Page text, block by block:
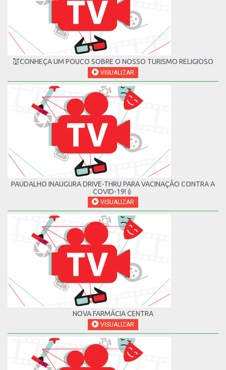
💒CONHEÇA UM POUCO SOBRE O NOSSO TURISMO RELIGIOSO
VISUALIZAR
PAUDALHO INAUGURA DRIVE-THRU PARA VACINAÇÃO CONTRA A
COVID-19!💉
VISUALIZAR
NOVA FARMÁCIA CENTRA
VISUALIZAR